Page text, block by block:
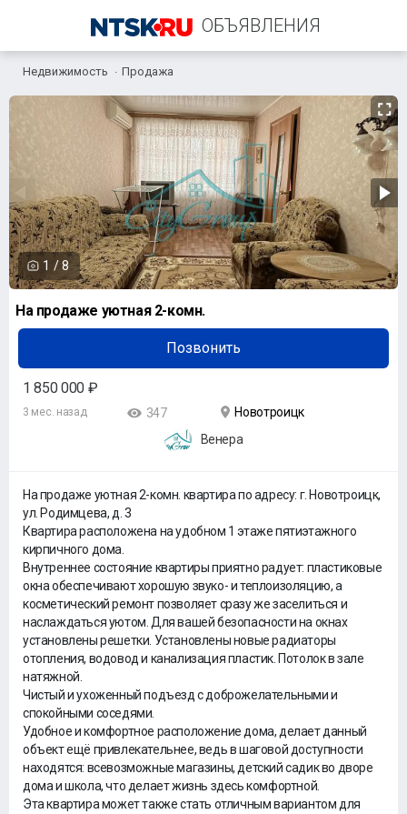
ОБЪЯВЛЕНИЯ
+7 (961) 931-79-27
Недвижимость Продажа
1 / 8
На продаже уютная 2-комн.
Позвонить
1 850 000 ₽
3 мес. назад 347
Новотроицк
Венера
На продаже уютная 2-комн. квартира по адресу: г. Новотроицк,
ул. Родимцева, д. 3
Квартира расположена на удобном 1 этаже пятиэтажного
кирпичного дома.
Внутреннее состояние квартиры приятно радует: пластиковые
окна обеспечивают хорошую звуко- и теплоизоляцию, а
косметический ремонт позволяет сразу же заселиться и
наслаждаться уютом. Для вашей безопасности на окнах
установлены решетки. Установлены новые радиаторы
отопления, водовод и канализация пластик. Потолок в зале
натяжной.
Чистый и ухоженный подъезд с доброжелательными и
спокойными соседями.
Удобное и комфортное расположение дома, делает данный
объект ещё привлекательнее, ведь в шаговой доступности
находятся: всевозможные магазины, детский садик во дворе
дома и школа, что делает жизнь здесь комфортной.
Эта квартира может также стать отличным вариантом для